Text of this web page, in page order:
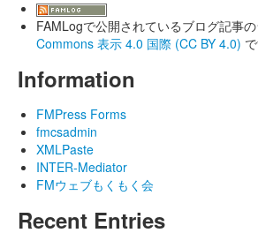
FAMLogで公開されているブログ記事
Commons 表示 4.0 国際 (CC BY 4.0) で
Information
FMPress Forms
fmcsadmin
XMLPaste
INTER-Mediator
FMウェブもくもく会
Recent Entries